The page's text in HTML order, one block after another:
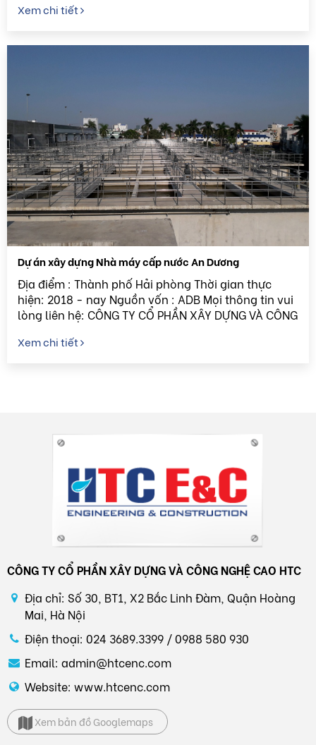
Xem chi tiết
Dự án xây dựng Nhà máy cấp nước An Dương
Địa điểm : Thành phố Hải phòng Thời gian thực
hiện: 2018 - nay Nguồn vốn : ADB Mọi thông tin vui
lòng liên hệ: CÔNG TY CỔ PHẦN XÂY DỰNG VÀ CÔNG
Xem chi tiết
CÔNG TY CỔ PHẦN XÂY DỰNG VÀ CÔNG NGHỆ CAO HTC
Địa chỉ: Số 30, BT1, X2 Bắc Linh Đàm, Quận Hoàng
Mai, Hà Nội
Điện thoại: 024 3689.3399 / 0988 580 930
Email: admin@htcenc.com
Website: www.htcenc.com
Xem bản đồ Googlemaps